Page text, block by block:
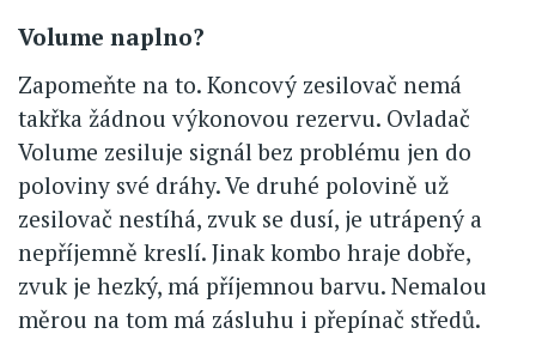
Volume naplno?
Zapomeňte na to. Koncový zesilovač nemá
takřka žádnou výkonovou rezervu. Ovladač
Volume zesiluje signál bez problému jen do
poloviny své dráhy. Ve druhé polovině už
zesilovač nestíhá, zvuk se dusí, je utrápený a
nepříjemně kreslí. Jinak kombo hraje dobře,
zvuk je hezký, má příjemnou barvu. Nemalou
měrou na tom má zásluhu i přepínač středů.